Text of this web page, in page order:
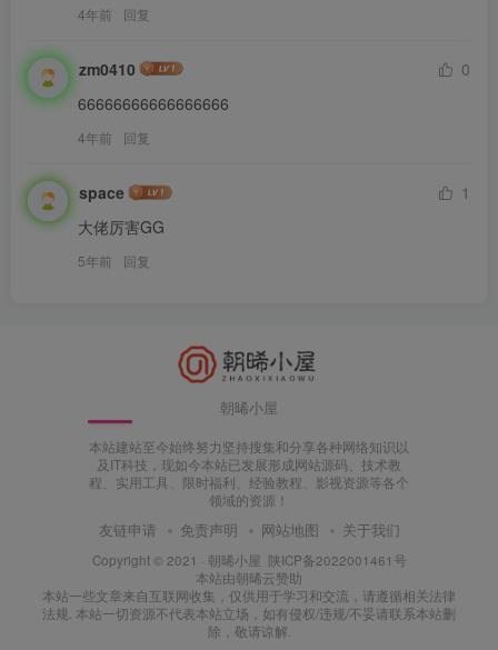
4年前 回复
zm0410
0
66666666666666666
4年前 回复
space
1
大佬厉害GG
5年前 回复
朝晞小屋
本站建站至今始终努力坚持搜集和分享各种网络知识以
及IT科技，现如今本站已发展形成网站源码、技术教
程、实用工具、限时福利、经验教程、影视资源等各个
领域的资源！
友链申请 免责声明 网站地图 关于我们
Copyright © 2021 · 朝晞小屋 陕ICP备2022001461号
本站由朝晞云赞助
本站一些文章来自互联网收集，仅供用于学习和交流，请遵循相关法律
法规. 本站一切资源不代表本站立场，如有侵权/违规/不妥请联系本站删
除，敬请谅解.